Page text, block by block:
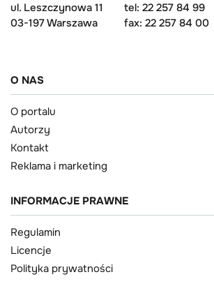
ul. Leszczynowa 11
03-197 Warszawa
tel: 22 257 84 99
fax: 22 257 84 00
O NAS
O portalu
Autorzy
Kontakt
Reklama i marketing
INFORMACJE PRAWNE
Regulamin
Licencje
Polityka prywatności